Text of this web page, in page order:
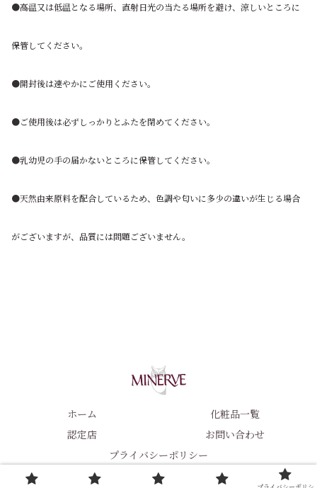
●高温又は低温となる場所、直射日光の当たる場所を避け、涼しいところに
保管してください。
●開封後は速やかにご使用ください。
●ご使用後は必ずしっかりとふたを閉めてください。
●乳幼児の手の届かないところに保管してください。
●天然由来原料を配合しているため、色調や匂いに多少の違いが生じる場合
がございますが、品質には問題ございません。
ホーム
化粧品一覧
認定店
お問い合わせ
プライバシーポリシー
© 2023-2026 ミネルヴァ化粧品.